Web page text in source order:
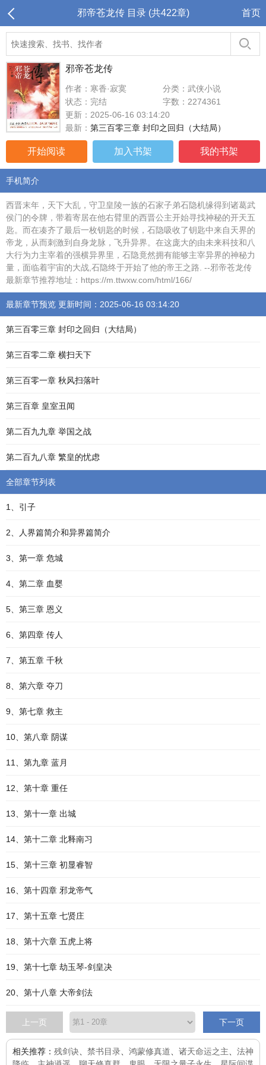
邪帝苍龙传 目录 (共422章) 首页
邪帝苍龙传
作者：寒香·寂寞
分类：武侠小说
状态：完结
字数：2274361
更新：2025-06-16 03:14:20
最新： 第三百零三章 封印之回归（大结局）
开始阅读 加入书架 我的书架
手机简介
西晋末年，天下大乱，守卫皇陵一族的石家子弟石隐机缘得到诸葛武
侯门的令牌，带着寄居在他右臂里的西晋公主开始寻找神秘的开天五
匙。而在凑齐了最后一枚钥匙的时候，石隐吸收了钥匙中来自天界的
帝龙，从而刺激到自身龙脉，飞升异界。在这庞大的由未来科技和八
大行为力主宰着的强横异界里，石隐竟然拥有能够主宰异界的神秘力
量，面临着宇宙的大战,石隐终于开始了他的帝王之路. --邪帝苍龙传
最新章节推荐地址：https://m.ttwxw.com/html/166/
最新章节预览 更新时间：2025-06-16 03:14:20
第三百零三章 封印之回归（大结局）
第三百零二章 横扫天下
第三百零一章 秋风扫落叶
第三百章 皇室丑闻
第二百九九章 举国之战
第二百九八章 繁皇的忧虑
全部章节列表
1、引子
2、人界篇简介和异界篇简介
3、第一章 危城
4、第二章 血婴
5、第三章 恩义
6、第四章 传人
7、第五章 千秋
8、第六章 夺刀
9、第七章 救主
10、第八章 阴谋
11、第九章 蓝月
12、第十章 重任
13、第十一章 出城
14、第十二章 北释南习
15、第十三章 初显睿智
16、第十四章 邪龙帝气
17、第十五章 七贤庄
18、第十六章 五虎上将
19、第十七章 劫玉琴-剑皇决
20、第十八章 大帝剑法
上一页 下一页
相关推荐： 残剑诀 禁书目录 鸿蒙修真道 诸天命运之主
法神